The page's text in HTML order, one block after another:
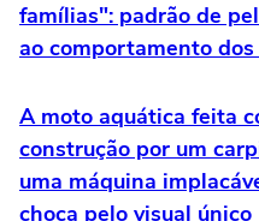
famílias": padrão de
ao comportamento
A moto aquática feita
construção por um
uma máquina
choca pelo visual único